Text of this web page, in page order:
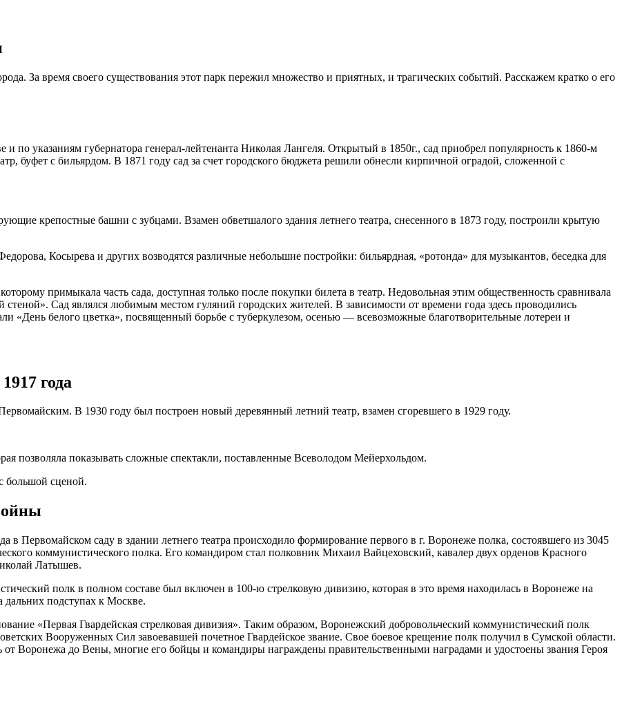
За время своего существования этот парк пережил множество и приятных, и трагических событий. Расскажем кратко о его
по указаниям губернатора генерал-лейтенанта Николая Лангеля. Открытый в 1850г., сад приобрел популярность к 1860-м
буфет с бильярдом. В 1871 году сад за счет городского бюджета решили обнесли кирпичной оградой, сложенной с
крепостные башни с зубцами. Взамен обветшалого здания летнего театра, снесенного в 1873 году, построили крытую
Косырева и других возводятся различные небольшие постройки: бильярдная, «ротонда» для музыкантов, беседка для
примыкала часть сада, доступная только после покупки билета в театр. Недовольная этим общественность сравнивала
Сад являлся любимым местом гуляний городских жителей. В зависимости от времени года здесь проводились
«День белого цветка», посвященный борьбе с туберкулезом, осенью — всевозможные благотворительные лотереи и
года
В 1930 году был построен новый деревянный летний театр, взамен сгоревшего в 1929 году.
позволяла показывать сложные спектакли, поставленные Всеволодом Мейерхольдом.
большой сценой.
в Первомайском саду в здании летнего театра происходило формирование первого в г. Воронеже полка, состоявшего из 3045
коммунистического полка. Его командиром стал полковник Михаил Вайцеховский, кавалер двух орденов Красного
Латышев.
полк в полном составе был включен в 100-ю стрелковую дивизию, которая в это время находилась в Воронеже на
подступах к Москве.
«Первая Гвардейская стрелковая дивизия». Таким образом, Воронежский добровольческий коммунистический полк
Вооруженных Сил завоевавшей почетное Гвардейское звание. Свое боевое крещение полк получил в Сумской области.
Воронежа до Вены, многие его бойцы и командиры награждены правительственными наградами и удостоены звания Героя